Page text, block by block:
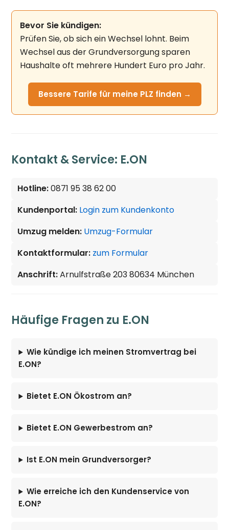
Bevor Sie kündigen:
Prüfen Sie, ob sich ein Wechsel lohnt. Beim
Wechsel aus der Grundversorgung sparen
Haushalte oft mehrere Hundert Euro pro Jahr.
Bessere Tarife für meine PLZ finden →
Kontakt & Service: E.ON
Hotline:0871 95 38 62 00
Kundenportal: Login zum Kundenkonto
Umzug melden: Umzug-Formular
Kontaktformular: zum Formular
Anschrift:Arnulfstraße 203 80634 München
Häufige Fragen zu E.ON
Wie kündige ich meinen Stromvertrag bei
E.ON?
Bietet E.ON Ökostrom an?
Bietet E.ON Gewerbestrom an?
Ist E.ON mein Grundversorger?
Wie erreiche ich den Kundenservice von
E.ON?